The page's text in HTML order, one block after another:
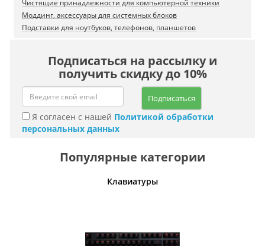
Чистящие принадлежности для компьютерной техники
Моддинг, аксессуары для системных блоков
Подставки для ноутбуков, телефонов, планшетов
Подписаться на рассылку и
получить скидку до 10%
Подписаться
Я согласен с нашей Политикой обработки
персональных данных
Популярные категории
Клавиатуры